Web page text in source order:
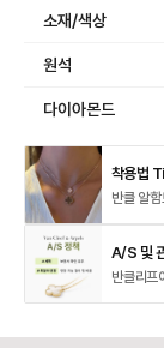
소재/색상
원석
다이아몬드
착용법
반클 알
A/S 및
반클리프